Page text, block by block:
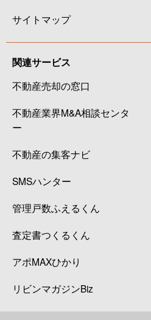
サイトマップ
関連サービス
不動産売却の窓口
不動産業界M&A相談センタ
ー
不動産の集客ナビ
SMSハンター
管理戸数ふえるくん
査定書つくるくん
アポMAXひかり
リビンマガジンBiz